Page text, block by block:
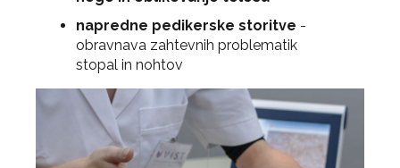
napredne pedikerske storitve -
obravnava zahtevnih problematik
stopal in nohtov